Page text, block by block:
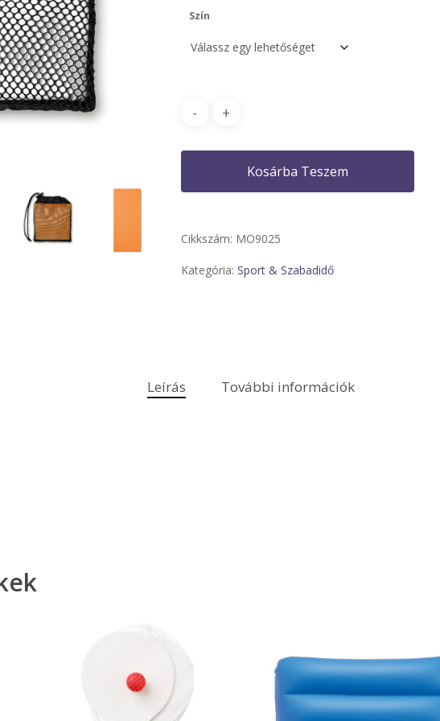
Szín
Kosárba Teszem
Cikkszám: MO9025
Kategória: Sport & Szabadidő
Leírás További információk